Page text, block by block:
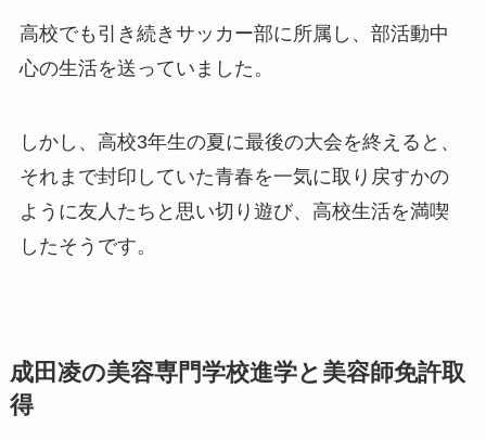
高校でも引き続きサッカー部に所属し、部活動中
心の生活を送っていました。
しかし、高校3年生の夏に最後の大会を終えると、
それまで封印していた青春を一気に取り戻すかの
ように友人たちと思い切り遊び、高校生活を満喫
したそうです。
成田凌の美容専門学校進学と美容師免許取
得